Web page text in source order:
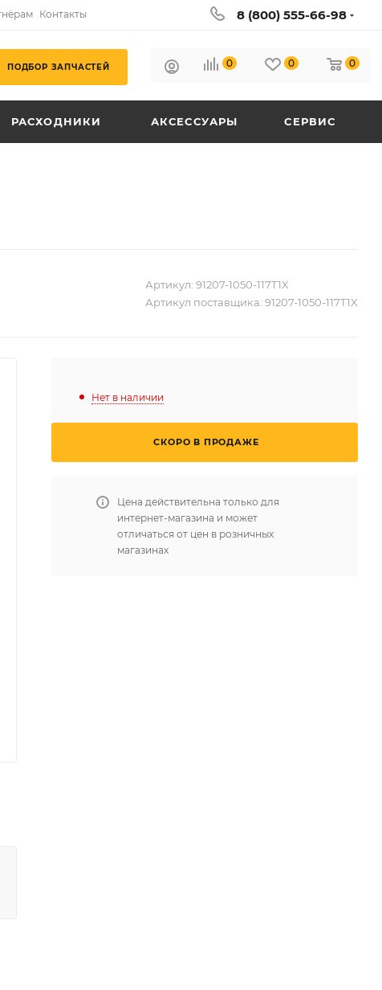
Контакты 8 (800) 555-66-98
ПОДБОР ЗАПЧАСТЕЙ 0 0 0
РАСХОДНИКИ АКСЕССУАРЫ СЕРВИС
Артикул: 91207-1050-117T1X
Артикул поставщика: 91207-1050-117T1X
Нет в наличии
СКОРО В ПРОДАЖЕ
Цена действительна только для
интернет-магазина и может
отличаться от цен в розничных
магазинах